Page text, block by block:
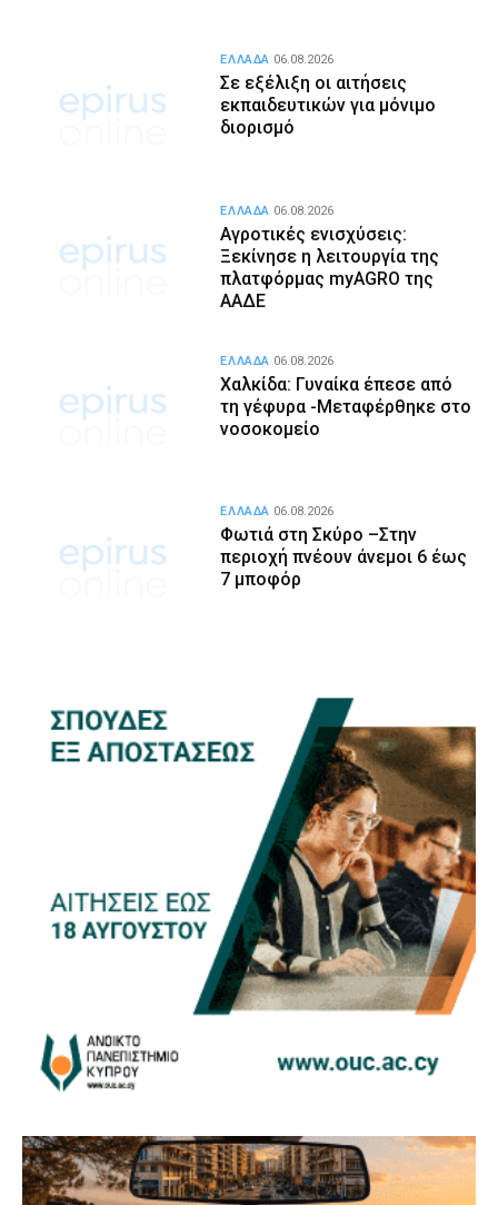
Σε εξέλιξη οι αιτήσεις
εκπαιδευτικών για μόνιμο
διορισμό
ΕΛΛΑΔΑ 06.08.2026
Αγροτικές ενισχύσεις:
Ξεκίνησε η λειτουργία της
πλατφόρμας myAGRO της
ΑΑΔΕ
ΕΛΛΑΔΑ 06.08.2026
Χαλκίδα: Γυναίκα έπεσε από
τη γέφυρα -Μεταφέρθηκε στο
νοσοκομείο
ΕΛΛΑΔΑ 06.08.2026
Φωτιά στη Σκύρο –Στην
περιοχή πνέουν άνεμοι 6 έως
7 μποφόρ
ΕΛΛΑΔΑ 06.08.2026